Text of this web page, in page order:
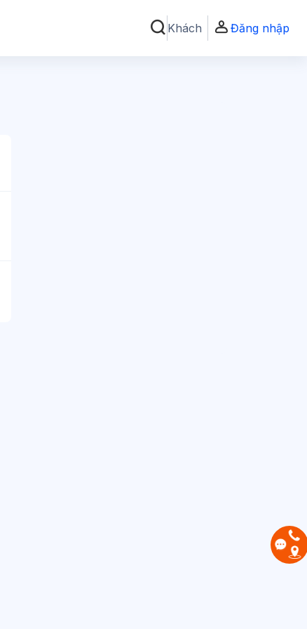
Chuyển đổi chọn tìm kiếm
Khách Đăng nhập